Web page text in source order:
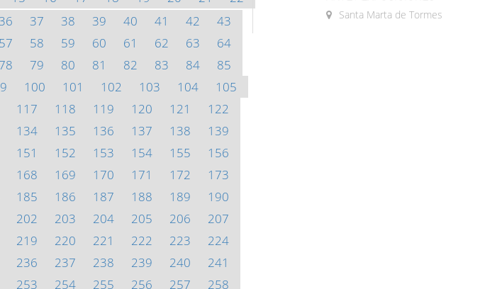
36 37 38 39 40 41 42
43
57 58 59 60 61 62 63
64
78 79 80 81 82 83 84
85
100 101 102 103 104
105
117 118 119 120 121
122
134 135 136 137 138
139
151 152 153 154 155
156
168 169 170 171 172
173
185 186 187 188 189
190
202 203 204 205 206
207
219 220 221 222 223
224
236 237 238 239 240
241
253 254 255 256 257 258
Santa Marta de Tormes